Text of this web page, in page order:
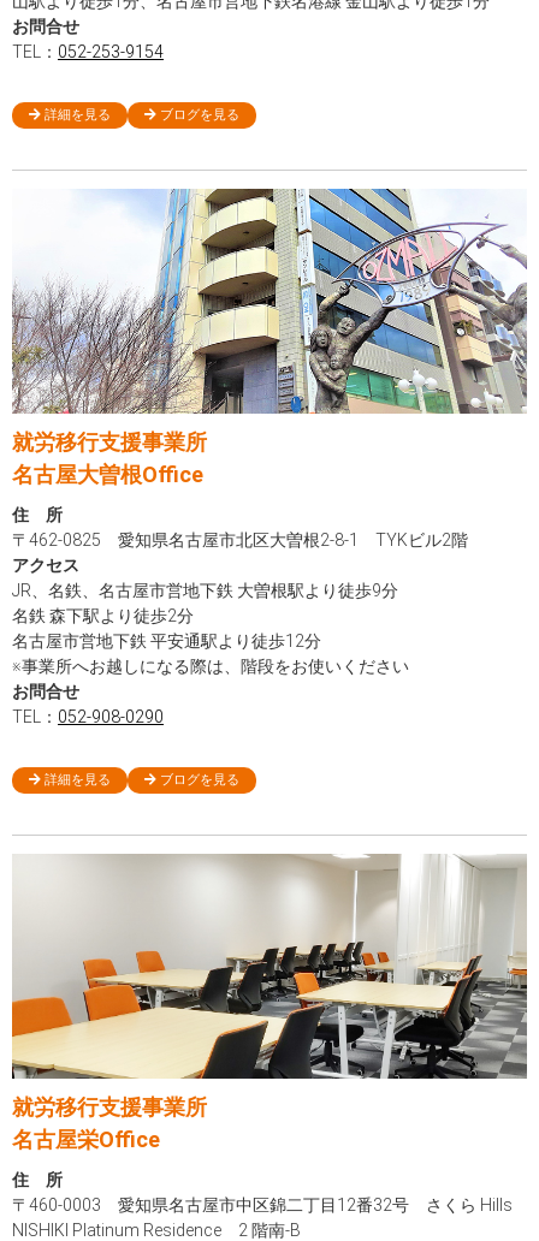
お問合せ
TEL： 052-253-9154
詳細を見る ブログを見る
就労移行支援事業所
名古屋大曽根Office
住 所
〒462-0825 愛知県名古屋市北区大曽根2-8-1 TYKビル2階
アクセス
JR、名鉄、名古屋市営地下鉄 大曽根駅より徒歩9分
名鉄 森下駅より徒歩2分
名古屋市営地下鉄 平安通駅より徒歩12分
※事業所へお越しになる際は、階段をお使いください
お問合せ
TEL： 052-908-0290
詳細を見る ブログを見る
就労移行支援事業所
名古屋栄Office
住 所
〒460-0003 愛知県名古屋市中区錦二丁目12番32号 さくら Hills
NISHIKI Platinum Residence 2 階南-B